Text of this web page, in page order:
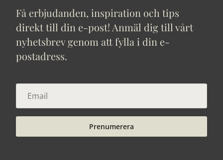
Få erbjudanden, inspiration och tips
direkt till din e-post! Anmäl dig till vårt
nyhetsbrev genom att fylla i din e-
postadress.
Prenumerera